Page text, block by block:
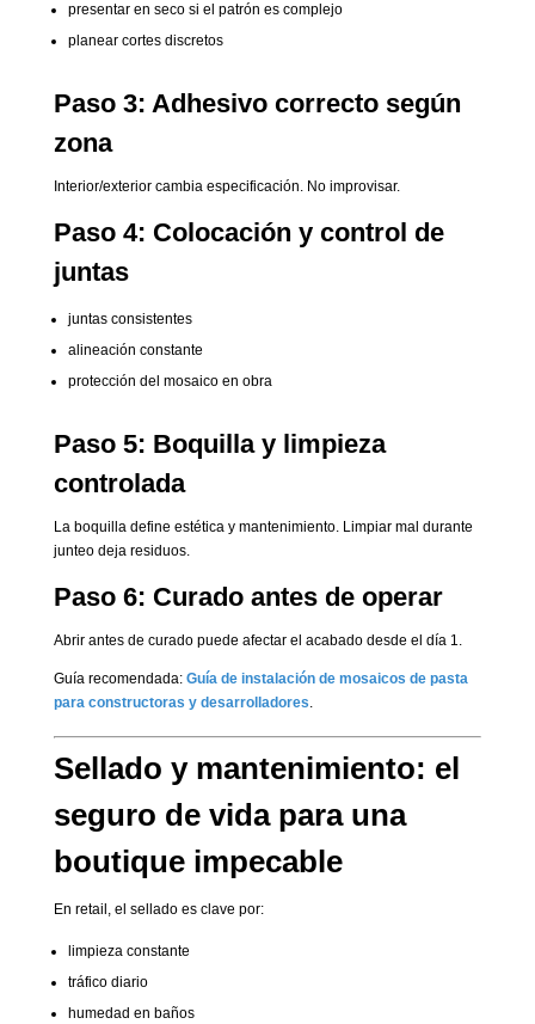
presentar en seco si el patrón es complejo
planear cortes discretos
Paso 3: Adhesivo correcto según
zona
Interior/exterior cambia especificación. No improvisar.
Paso 4: Colocación y control de
juntas
juntas consistentes
alineación constante
protección del mosaico en obra
Paso 5: Boquilla y limpieza
controlada
La boquilla define estética y mantenimiento. Limpiar mal durante
junteo deja residuos.
Paso 6: Curado antes de operar
Abrir antes de curado puede afectar el acabado desde el día 1.
Guía recomendada: Guía de instalación de mosaicos de pasta
para constructoras y desarrolladores.
Sellado y mantenimiento: el
seguro de vida para una
boutique impecable
En retail, el sellado es clave por:
limpieza constante
tráfico diario
humedad en baños